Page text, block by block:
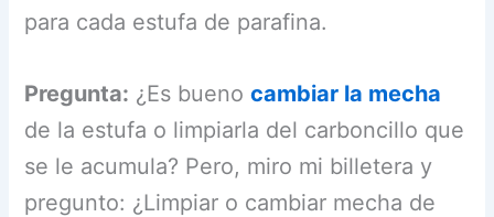
para cada estufa de parafina.
Pregunta: ¿Es buenocambiar la mecha
de la estufa o limpiarla del carboncillo que
se le acumula? Pero, miro mi billetera y
pregunto: ¿Limpiar o cambiar mecha de